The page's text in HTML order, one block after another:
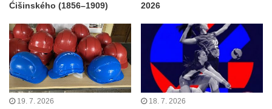
Ćišinského (1856–1909)
2026
19. 7. 2026 18. 7. 2026